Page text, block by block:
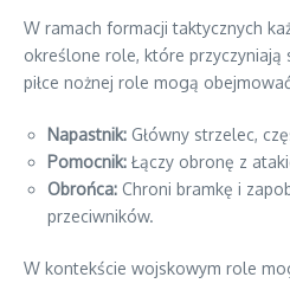
W ramach formacji taktycznych
określone role, które
piłce nożnej role mogą
Napastnik: Główny strzelec,
Pomocnik: Łączy obronę z
Obrońca: Chroni bramkę i
przeciwników.
W kontekście wojskowym role